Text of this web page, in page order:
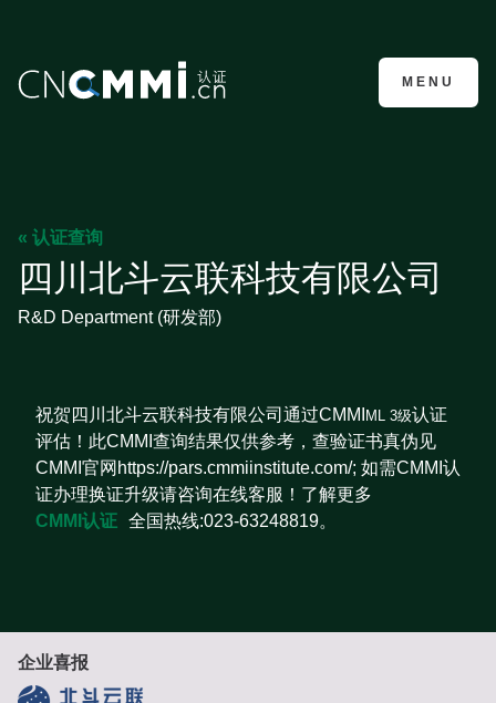
CMMI认证咨询
MENU
« 认证查询
四川北斗云联科技有限公司
R&D Department (研发部)
祝贺四川北斗云联科技有限公司通过CMMI ML 3级认证
评估！此CMMI查询结果仅供参考，查验证书真伪见
CMMI官网https://pars.cmmiinstitute.com/; 如需CMMI认
证办理换证升级请咨询在线客服！了解更多
CMMI认证 全国热线:023-63248819。
企业喜报